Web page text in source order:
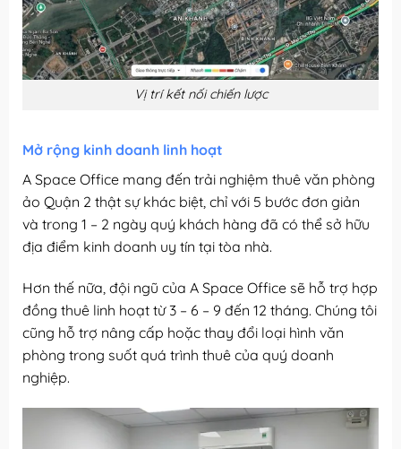
Vị trí kết nối chiến lược
Mở rộng kinh doanh linh hoạt
A Space Office mang đến trải nghiệm thuê văn phòng
ảo Quận 2 thật sự khác biệt, chỉ với 5 bước đơn giản
và trong 1 – 2 ngày quý khách hàng đã có thể sở hữu
địa điểm kinh doanh uy tín tại tòa nhà.
Hơn thế nữa, đội ngũ của A Space Office sẽ hỗ trợ hợp
đồng thuê linh hoạt từ 3 – 6 – 9 đến 12 tháng. Chúng tôi
cũng hỗ trợ nâng cấp hoặc thay đổi loại hình văn
phòng trong suốt quá trình thuê của quý doanh
nghiệp.